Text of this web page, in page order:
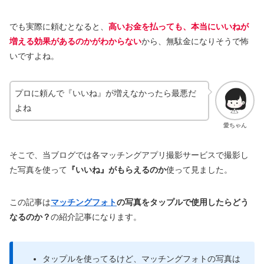
でも実際に頼むとなると、 高いお金を払っても、本当にいいねが
増える効果があるのかがわからないから、無駄金になりそうで怖
いですよね。
愛ちゃん
プロに頼んで『いいね』が増えなかったら最悪だ
よね
そこで、当ブログでは各マッチングアプリ撮影サービスで撮影し
た写真を使って 『いいね』がもらえるのか使って見ました。
この記事はマッチングフォトの写真をタップルで使用したらどう
なるのか？の紹介記事になります。
タップルを使ってるけど、マッチングフォトの写真は